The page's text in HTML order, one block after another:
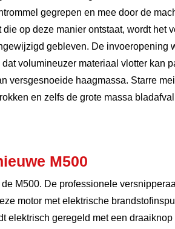
gegrepen en mee door de
op deze manier ontstaat, wordt het
gebleven. De invoeropening
volumineuzer materiaal vlotter kan
versgesnoeide haagmassa. Starre
en zelfs de grote massa
M500
M500. De professionele
motor met elektrische
elektrisch geregeld met een